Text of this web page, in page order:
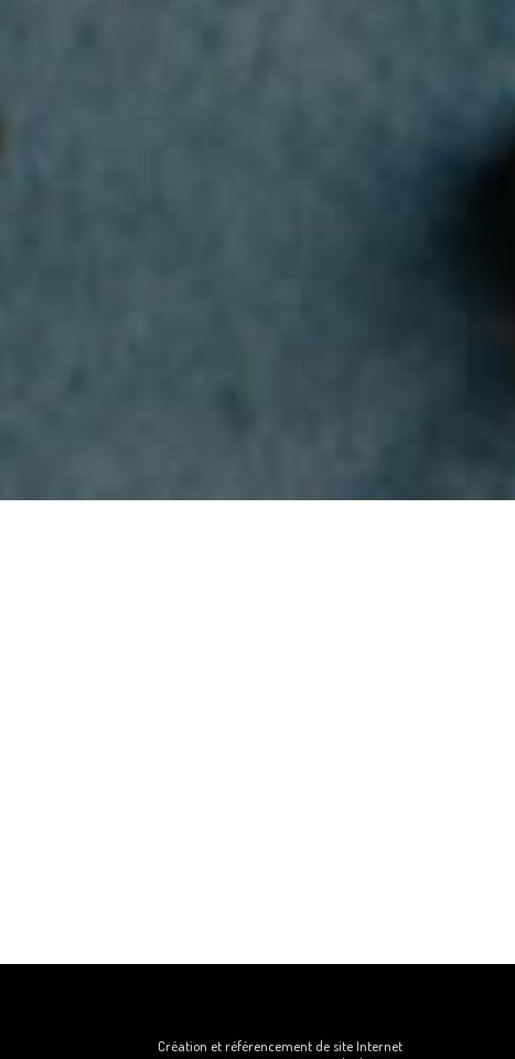
Création et référencement de site Internet